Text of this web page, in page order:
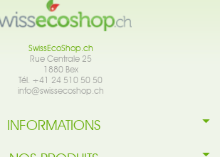
SwissEcoShop.ch
Rue Centrale 25
1880 Bex
Tél. +41 24 510 50 50
info@swissecoshop.ch
INFORMATIONS